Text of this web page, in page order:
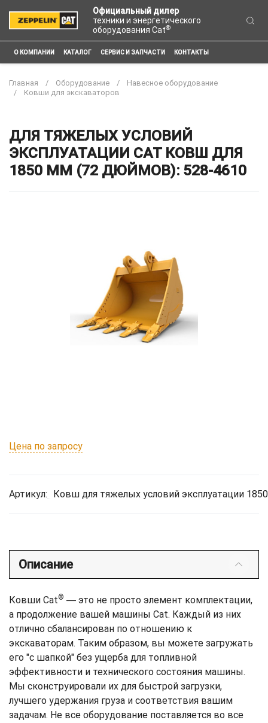
Официальный дилер
техники и энергетического
оборудования Cat®
О КОМПАНИИ КАТАЛОГ СЕРВИС И ЗАПЧАСТИ КОНТАКТЫ
Главная Оборудование
Навесное оборудование
Ковши для экскаваторов
ДЛЯ ТЯЖЕЛЫХ УСЛОВИЙ
ЭКСПЛУАТАЦИИ CAT КОВШ ДЛЯ
1850 ММ (72 ДЮЙМОВ): 528-4610
Цена по запросу
Артикул: Ковш для тяжелых условий эксплуатации
Описание
Ковши Cat® ― это не просто элемент комплектации,
а продолжение вашей машины Cat. Каждый из них
отлично сбалансирован по отношению к
экскаваторам. Таким образом, вы можете загружать
его "с шапкой" без ущерба для топливной
эффективности и технического состояния машины.
Мы сконструировали их для быстрой загрузки,
лучшего удержания груза и соответствия вашим
задачам. Не все оборудование поставляется во все